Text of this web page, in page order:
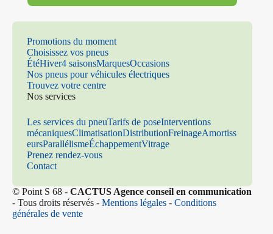
Promotions du moment
Choisissez vos pneus
ÉtéHiver4 saisonsMarquesOccasions
Nos pneus pour véhicules électriques
Trouvez votre centre
Nos services
Les services du pneuTarifs de poseInterventions
mécaniquesClimatisationDistributionFreinageAmortiss
eursParallélismeÉchappementVitrage
Prenez rendez-vous
Contact
© Point S 68 - CACTUS Agence conseil en communication
- Tous droits réservés - Mentions légales - Conditions
générales de vente